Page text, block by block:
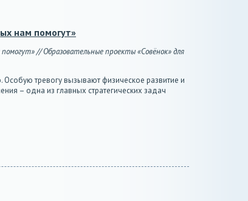
нам помогут»
// Образовательные проекты «Совёнок» для
тревогу вызывают физическое развитие и
– одна из главных стратегических задач